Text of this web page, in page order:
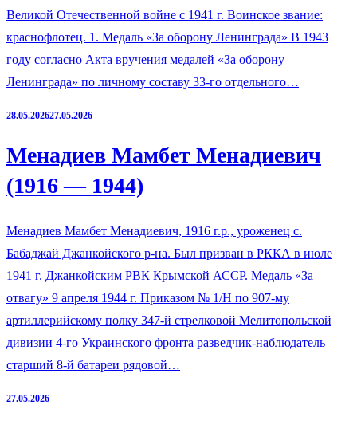
Великой Отечественной войне с 1941 г. Воинское звание:
краснофлотец. 1. Медаль «За оборону Ленинграда» В 1943
году согласно Акта вручения медалей «За оборону
Ленинграда» по личному составу 33-го отдельного…
28.05.202627.05.2026
Менадиев Мамбет Менадиевич
(1916 — 1944)
Менадиев Мамбет Менадиевич, 1916 г.р., уроженец с.
Бабаджай Джанкойского р-на. Был призван в РККА в июле
1941 г. Джанкойским РВК Крымской АССР. Медаль «За
отвагу» 9 апреля 1944 г. Приказом № 1/Н по 907-му
артиллерийскому полку 347-й стрелковой Мелитопольской
дивизии 4-го Украинского фронта разведчик-наблюдатель
старший 8-й батареи рядовой…
27.05.2026